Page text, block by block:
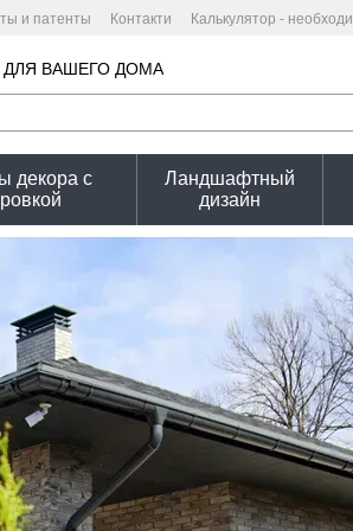
и патенты Контакти
Калькулятор -
ВАШЕГО ДОМА
декора с
Ландшафтный
дизайн